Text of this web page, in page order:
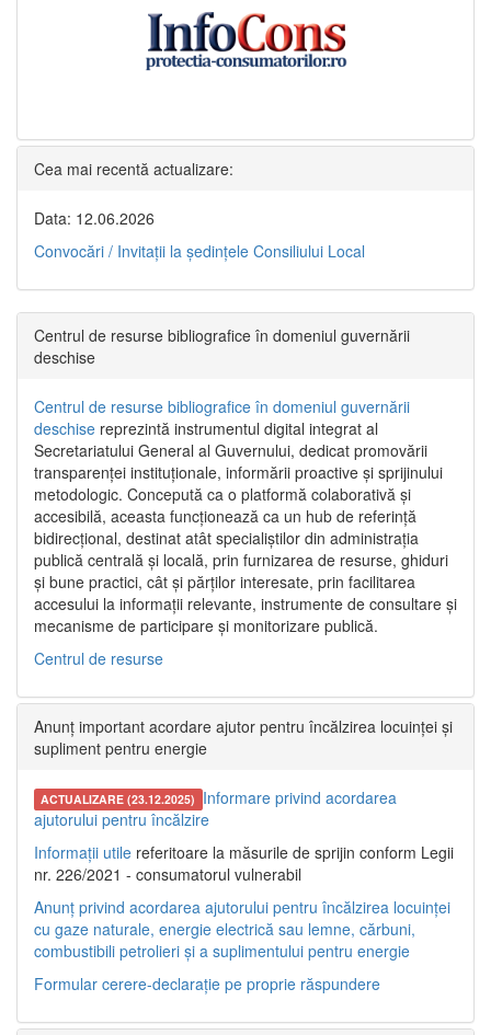
Cea mai recentă actualizare:
Data: 12.06.2026
Convocări / Invitaţii la şedinţele Consiliului Local
Centrul de resurse bibliografice în domeniul guvernării
deschise
Centrul de resurse bibliografice în domeniul guvernării
deschise reprezintă instrumentul digital integrat al
Secretariatului General al Guvernului, dedicat promovării
transparenței instituționale, informării proactive și sprijinului
metodologic. Concepută ca o platformă colaborativă și
accesibilă, aceasta funcționează ca un hub de referință
bidirecțional, destinat atât specialiștilor din administrația
publică centrală și locală, prin furnizarea de resurse, ghiduri
și bune practici, cât și părților interesate, prin facilitarea
accesului la informații relevante, instrumente de consultare și
mecanisme de participare și monitorizare publică.
Centrul de resurse
Anunț important acordare ajutor pentru încălzirea locuinței și
supliment pentru energie
ACTUALIZARE (23.12.2025) Informare privind acordarea
ajutorului pentru încălzire
Informații utile referitoare la măsurile de sprijin conform Legii
nr. 226/2021 - consumatorul vulnerabil
Anunț privind acordarea ajutorului pentru încălzirea locuinței
cu gaze naturale, energie electrică sau lemne, cărbuni,
combustibili petrolieri și a suplimentului pentru energie
Formular cerere-declarație pe proprie răspundere